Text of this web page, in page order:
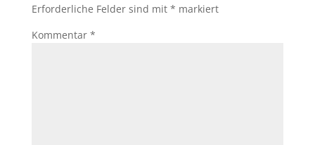
Erforderliche Felder sind mit * markiert
Kommentar *